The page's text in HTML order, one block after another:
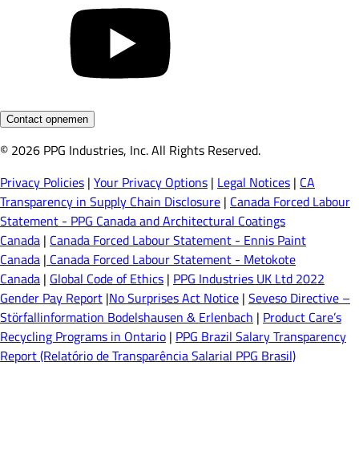
Contact opnemen
© 2026 PPG Industries, Inc. All Rights Reserved.
Privacy Policies | Your Privacy Options | Legal Notices | CA
Transparency in Supply Chain Disclosure | Canada Forced Labour
Statement - PPG Canada and Architectural Coatings
Canada | Canada Forced Labour Statement - Ennis Paint
Canada | Canada Forced Labour Statement - Metokote
Canada | Global Code of Ethics | PPG Industries UK Ltd 2022
Gender Pay Report |No Surprises Act Notice | Seveso Directive –
Störfallinformation Bodelshausen & Erlenbach | Product Care’s
Recycling Programs in Ontario | PPG Brazil Salary Transparency
Report (Relatório de Transparência Salarial PPG Brasil)